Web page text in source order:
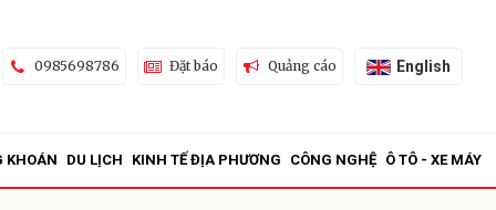
0985698786 Đặt báo Quảng cáo English
KHOÁN DU LỊCH KINH TẾ ĐỊA PHƯƠNG CÔNG NGHỆ Ô TÔ - XE MÁY